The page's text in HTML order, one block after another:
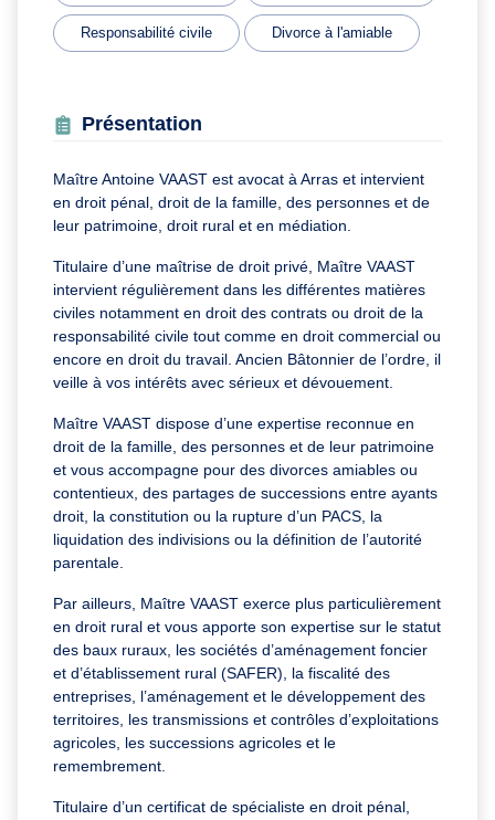
Responsabilité civile Divorce à l'amiable
Présentation
Maître Antoine VAAST est avocat à Arras et intervient
en droit pénal, droit de la famille, des personnes et de
leur patrimoine, droit rural et en médiation.
Titulaire d’une maîtrise de droit privé, Maître VAAST
intervient régulièrement dans les différentes matières
civiles notamment en droit des contrats ou droit de la
responsabilité civile tout comme en droit commercial ou
encore en droit du travail. Ancien Bâtonnier de l’ordre, il
veille à vos intérêts avec sérieux et dévouement.
Maître VAAST dispose d’une expertise reconnue en
droit de la famille, des personnes et de leur patrimoine
et vous accompagne pour des divorces amiables ou
contentieux, des partages de successions entre ayants
droit, la constitution ou la rupture d’un PACS, la
liquidation des indivisions ou la définition de l’autorité
parentale.
Par ailleurs, Maître VAAST exerce plus particulièrement
en droit rural et vous apporte son expertise sur le statut
des baux ruraux, les sociétés d’aménagement foncier
et d’établissement rural (SAFER), la fiscalité des
entreprises, l’aménagement et le développement des
territoires, les transmissions et contrôles d’exploitations
agricoles, les successions agricoles et le
remembrement.
Titulaire d’un certificat de spécialiste en droit pénal,